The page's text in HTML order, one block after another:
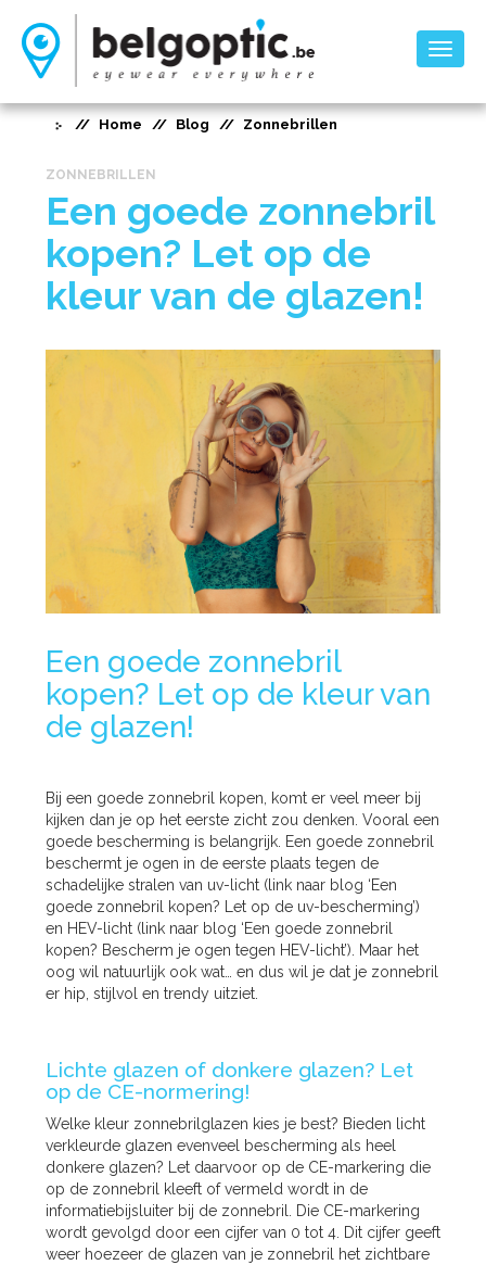
Home Blog Zonnebrillen
ZONNEBRILLEN
Een goede zonnebril
kopen? Let op de
kleur van de glazen!
Een goede zonnebril
kopen? Let op de kleur van
de glazen!
Bij een goede zonnebril kopen, komt er veel meer bij
kijken dan je op het eerste zicht zou denken. Vooral een
goede bescherming is belangrijk. Een goede zonnebril
beschermt je ogen in de eerste plaats tegen de
schadelijke stralen van uv-licht (link naar blog ‘Een
goede zonnebril kopen? Let op de uv-bescherming’)
en HEV-licht (link naar blog ‘Een goede zonnebril
kopen? Bescherm je ogen tegen HEV-licht’). Maar het
oog wil natuurlijk ook wat… en dus wil je dat je zonnebril
er hip, stijlvol en trendy uitziet.
Lichte glazen of donkere glazen? Let
op de CE-normering!
Welke kleur zonnebrilglazen kies je best? Bieden licht
verkleurde glazen evenveel bescherming als heel
donkere glazen? Let daarvoor op de CE-markering die
op de zonnebril kleeft of vermeld wordt in de
informatiebijsluiter bij de zonnebril. Die CE-markering
wordt gevolgd door een cijfer van 0 tot 4. Dit cijfer geeft
weer hoezeer de glazen van je zonnebril het zichtbare